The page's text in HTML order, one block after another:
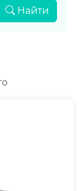
Найти